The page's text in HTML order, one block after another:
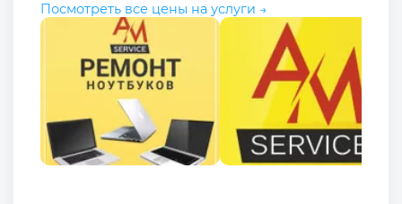
Посмотреть все цены на услуги →